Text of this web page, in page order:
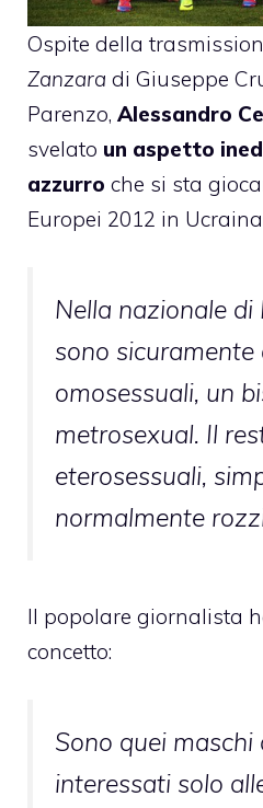
Ospite della
Zanzara di Giuseppe
Parenzo, Alessandro
svelato un aspetto
azzurro che si sta
Europei 2012 in
Nella nazionale di
sono sicuramente
omosessuali, un
metrosexual. Il
eterosessuali,
normalmente
Il popolare giornalista
concetto:
Sono quei
interessati solo